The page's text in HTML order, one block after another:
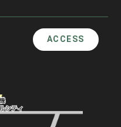
ACCESS